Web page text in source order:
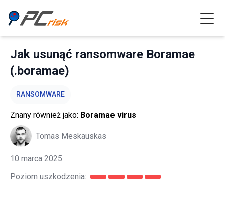
Jak usunąć ransomware Boramae
(.boramae)
RANSOMWARE
Znany również jako: Boramae virus
Tomas Meskauskas
10 marca 2025
Poziom uszkodzenia: